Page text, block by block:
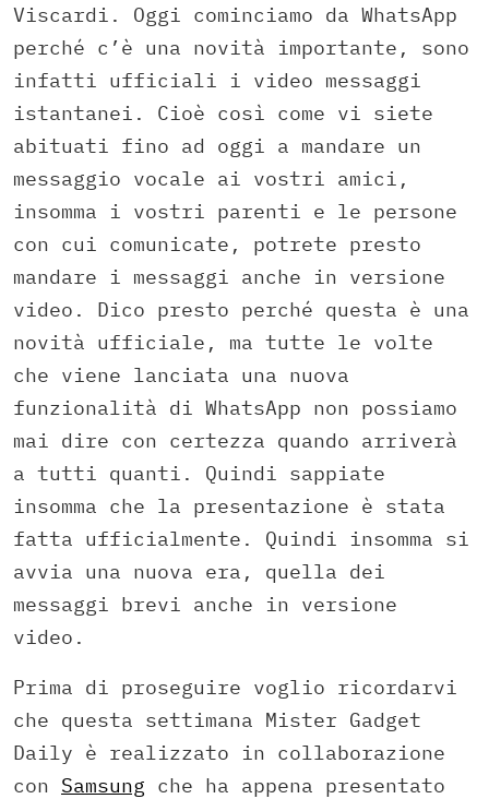
Viscardi. Oggi cominciamo da WhatsApp
perché c’è una novità importante, sono
infatti ufficiali i video messaggi
istantanei. Cioè così come vi siete
abituati fino ad oggi a mandare un
messaggio vocale ai vostri amici,
insomma i vostri parenti e le persone
con cui comunicate, potrete presto
mandare i messaggi anche in versione
video. Dico presto perché questa è una
novità ufficiale, ma tutte le volte
che viene lanciata una nuova
funzionalità di WhatsApp non possiamo
mai dire con certezza quando arriverà
a tutti quanti. Quindi sappiate
insomma che la presentazione è stata
fatta ufficialmente. Quindi insomma si
avvia una nuova era, quella dei
messaggi brevi anche in versione
video.
Prima di proseguire voglio ricordarvi
che questa settimana Mister Gadget
Daily è realizzato in collaborazione
con Samsung che ha appena presentato